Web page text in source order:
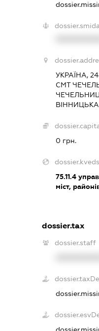
УКРАЇНА,
СМТ
0 грн.
75.11.4
міст,
dossier.tax
dossier.staff